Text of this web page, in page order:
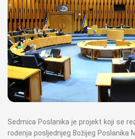
Sedmica Poslanika je projekt koji se
rođenja posljednjeg Božijeg Poslanika